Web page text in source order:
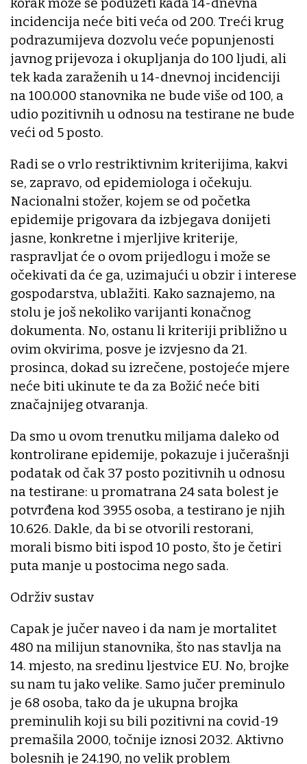
korak može se poduzeti kada 14-dnevna
incidencija neće biti veća od 200. Treći krug
podrazumijeva dozvolu veće popunjenosti
javnog prijevoza i okupljanja do 100 ljudi, ali
tek kada zaraženih u 14-dnevnoj incidenciji
na 100.000 stanovnika ne bude više od 100, a
udio pozitivnih u odnosu na testirane ne bude
veći od 5 posto.
Radi se o vrlo restriktivnim kriterijima, kakvi
se, zapravo, od epidemiologa i očekuju.
Nacionalni stožer, kojem se od početka
epidemije prigovara da izbjegava donijeti
jasne, konkretne i mjerljive kriterije,
raspravljat će o ovom prijedlogu i može se
očekivati da će ga, uzimajući u obzir i interese
gospodarstva, ublažiti. Kako saznajemo, na
stolu je još nekoliko varijanti konačnog
dokumenta. No, ostanu li kriteriji približno u
ovim okvirima, posve je izvjesno da 21.
prosinca, dokad su izrečene, postojeće mjere
neće biti ukinute te da za Božić neće biti
značajnijeg otvaranja.
Da smo u ovom trenutku miljama daleko od
kontrolirane epidemije, pokazuje i jučerašnji
podatak od čak 37 posto pozitivnih u odnosu
na testirane: u promatrana 24 sata bolest je
potvrđena kod 3955 osoba, a testirano je njih
10.626. Dakle, da bi se otvorili restorani,
morali bismo biti ispod 10 posto, što je četiri
puta manje u postocima nego sada.
Održiv sustav
Capak je jučer naveo i da nam je mortalitet
480 na milijun stanovnika, što nas stavlja na
14. mjesto, na sredinu ljestvice EU. No, brojke
su nam tu jako velike. Samo jučer preminulo
je 68 osoba, tako da je ukupna brojka
preminulih koji su bili pozitivni na covid-19
premašila 2000, točnije iznosi 2032. Aktivno
bolesnih je 24.190, no velik problem